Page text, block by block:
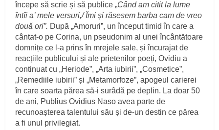
începe să scrie și să publice „Când am citit la lume
întîi a’ mele versuri,/ Îmi și răsesem barba cam de vreo
două ori”. După „Amoruri”, un început timid în care a
cântat-o pe Corina, un pseudonim al unei încântătoare
domnițe ce l-a prins în mrejele sale, și încurajat de
reacțiile publicului și ale prietenilor poeți, Ovidiu a
continuat cu „Heriode”, „Arta iubirii”, „Cosmetice”,
„Remediile iubirii” și „Metamorfoze”, apogeul carierei
în care soarta părea să-i surâdă pe deplin. La doar 50
de ani, Publius Ovidius Naso avea parte de
recunoașterea talentului său și de-un destin ce părea
a fi unul privilegiat.